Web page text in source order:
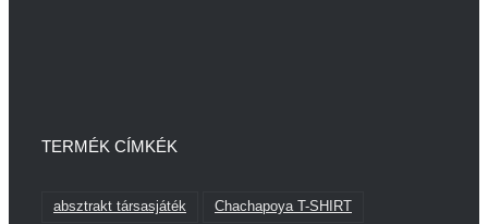
TERMÉK CÍMKÉK
absztrakt társasjáték Chachapoya T-SHIRT